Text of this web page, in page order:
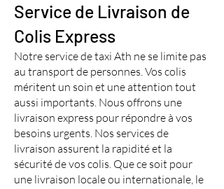
Service de Livraison de
Colis Express
Notre service de taxi Ath ne se limite pas
au transport de personnes. Vos colis
méritent un soin et une attention tout
aussi importants. Nous offrons une
livraison express pour répondre à vos
besoins urgents. Nos services de
livraison assurent la rapidité et la
sécurité de vos colis. Que ce soit pour
une livraison locale ou internationale, le